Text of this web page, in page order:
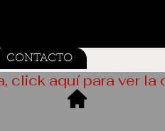
CONTACTO